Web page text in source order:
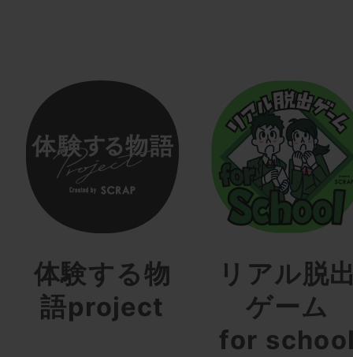
体験する物
語project
リアル脱
ゲーム
for